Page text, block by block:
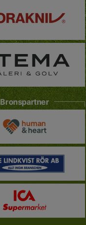
Bronspartner